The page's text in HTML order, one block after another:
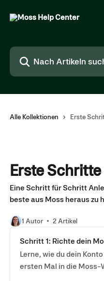
Nach Artikeln suchen …
Alle Kollektionen Erste
Erste
Eine Schritt für Schritt
beste aus Moss heraus zu
1 Autor 2 Artikel
Schritt 1: Richte dein
Lerne, wie du dein
ersten Mal in die Moss-